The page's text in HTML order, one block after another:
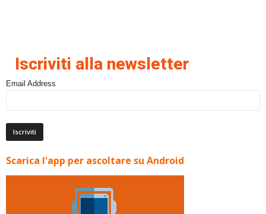
Iscriviti alla newsletter
Email Address
Scarica l'app per ascoltare su Android